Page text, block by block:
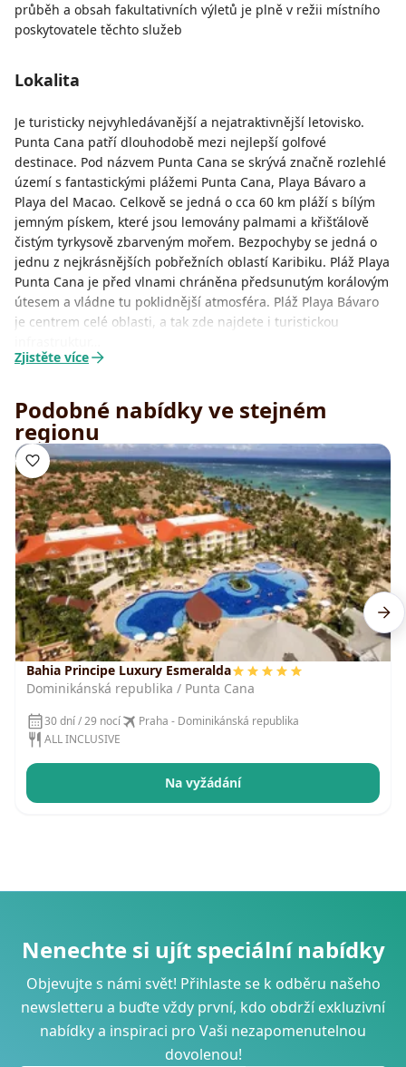
průběh a obsah fakultativních výletů je plně v režii místního
poskytovatele těchto služeb
Lokalita
Je turisticky nejvyhledávanější a nejatraktivnější letovisko.
Punta Cana patří dlouhodobě mezi nejlepší golfové
destinace. Pod názvem Punta Cana se skrývá značně rozlehlé
území s fantastickými plážemi Punta Cana, Playa Bávaro a
Playa del Macao. Celkově se jedná o cca 60 km pláží s bílým
jemným pískem, které jsou lemovány palmami a křišťálově
čistým tyrkysově zbarveným mořem. Bezpochyby se jedná o
jednu z nejkrásnějších pobřežních oblastí Karibiku. Pláž Playa
Punta Cana je před vlnami chráněna předsunutým korálovým
útesem a vládne tu poklidnější atmosféra. Pláž Playa Bávaro
je centrem celé oblasti, a tak zde najdete i turistickou
Zjistěte více
Podobné nabídky ve stejném
regionu
Bahia Principe Luxury Esmeralda
Dominikánská republika / Punta Cana
30 dní / 29 nocí
Praha - Dominikánská republika
ALL INCLUSIVE
Na vyžádání
Nenechte si ujít speciální nabídky
Objevujte s námi svět! Přihlaste se k odběru našeho
newsletteru a buďte vždy první, kdo obdrží exkluzivní
nabídky a inspiraci pro Vaši nezapomenutelnou
dovolenou!